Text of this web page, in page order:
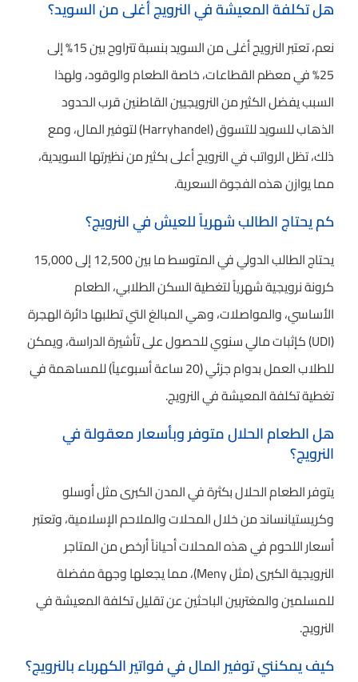
هل تكلفة المعيشة في النرويج أغلى من السويد؟
نعم، تعتبر النرويج أغلى من السويد بنسبة تتراوح بين 15% إلى
25% في معظم القطاعات، خاصة الطعام والوقود، ولهذا
السبب يفضل الكثير من النرويجيين القاطنين قرب الحدود
الذهاب للسويد للتسوق (Harryhandel) لتوفير المال، ومع
ذلك، تظل الرواتب في النرويج أعلى بكثير من نظيرتها السويدية،
مما يوازن هذه الفجوة السعرية.
كم يحتاج الطالب شهرياً للعيش في النرويج؟
يحتاج الطالب الدولي في المتوسط ما بين 12,500 إلى 15,000
كرونة نرويجية شهرياً لتغطية السكن الطلابي، الطعام
الأساسي، والمواصلات، وهي المبالغ التي تطلبها دائرة الهجرة
(UDI) كإثبات مالي سنوي للحصول على تأشيرة الدراسة، ويمكن
للطلاب العمل بدوام جزئي (20 ساعة أسبوعياً) للمساهمة في
تغطية تكلفة المعيشة في النرويج.
هل الطعام الحلال متوفر وبأسعار معقولة في
النرويج؟
يتوفر الطعام الحلال بكثرة في المدن الكبرى مثل أوسلو
وكريستيانساند من خلال المحلات والملاحم الإسلامية، وتعتبر
أسعار اللحوم في هذه المحلات أحياناً أرخص من المتاجر
النرويجية الكبرى (مثل Meny)، مما يجعلها وجهة مفضلة
للمسلمين والمغتربين الباحثين عن تقليل تكلفة المعيشة في
النرويج.
كيف يمكنني توفير المال في فواتير الكهرباء بالنرويج؟